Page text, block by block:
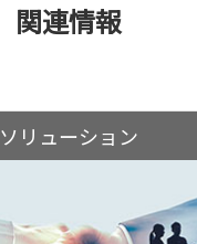
関連情報
ソリューション